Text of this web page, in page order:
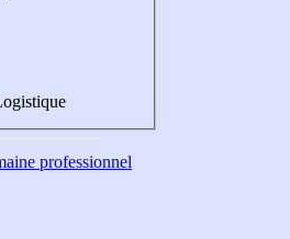
professionnel